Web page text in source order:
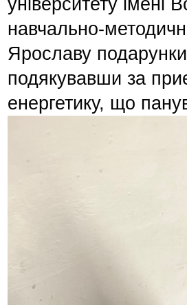
університету імені
навчально-
Ярославу подарунки
подякувавши за
енергетику, що